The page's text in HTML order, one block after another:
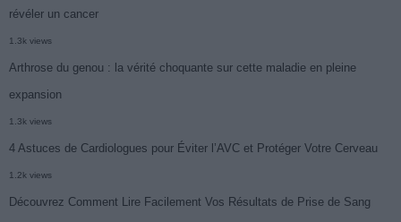
révéler un cancer
1.3k views
Arthrose du genou : la vérité choquante sur cette maladie en pleine
expansion
1.3k views
4 Astuces de Cardiologues pour Éviter l’AVC et Protéger Votre Cerveau
1.2k views
Découvrez Comment Lire Facilement Vos Résultats de Prise de Sang